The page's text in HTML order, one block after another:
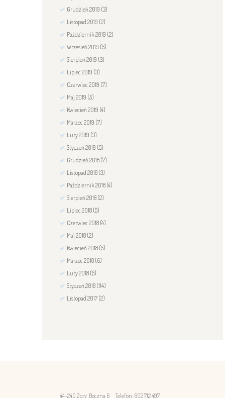
Grudzień2019 (3)
Listopad2019 (2)
Październik2019 (2)
Wrzesień2019 (5)
Sierpień2019 (3)
Lipiec2019 (3)
Czerwiec2019 (7)
Maj2019 (5)
Kwiecień2019 (4)
Marzec2019 (7)
Luty2019 (3)
Styczeń2019 (5)
Grudzień2018 (7)
Listopad2018 (3)
Październik2018 (4)
Sierpień2018 (2)
Lipiec2018 (5)
Czerwiec2018 (4)
Maj2018 (2)
Kwiecień2018 (5)
Marzec2018 (6)
Luty2018 (5)
Styczeń2018 (114)
Listopad2017 (2)
Telefon: 602 712 497
44-240 Żory Boczna 6